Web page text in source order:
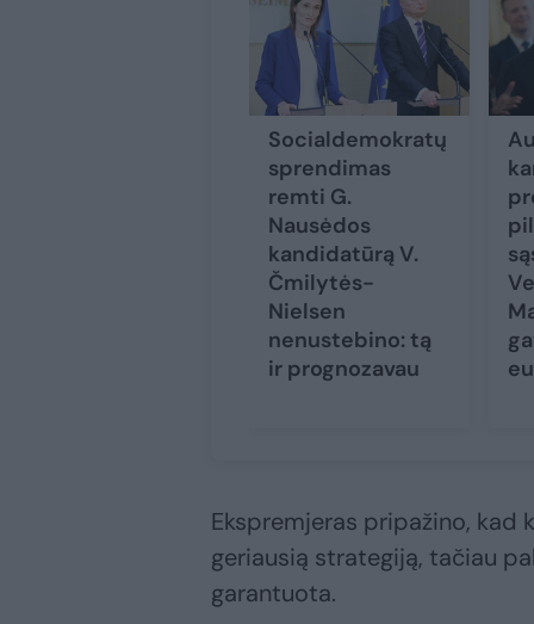
Socialdemokratų
sprendimas
remti G.
Nausėdos
kandidatūrą V.
Čmilytės-
Nielsen
nenustebino: tą
ir prognozavau
Ekspremjeras pripažino, kad
geriausią strategiją, tačiau
garantuota.